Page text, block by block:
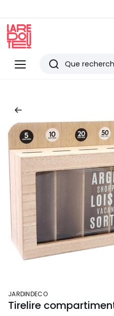
Menu
Redoute
Rechercher
JARDINDECO
Tirelire